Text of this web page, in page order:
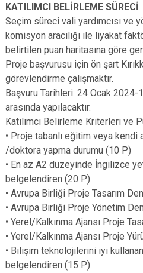
KATILIMCI BELİRLEME SÜRECİ
Seçim süreci vali yardımcısı ve
komisyon aracılığı ile liyakat
belirtilen puan haritasına göre
Proje başvurusu için ön şart
görevlendirme çalışmaktır.
Başvuru Tarihleri: 24 Ocak
arasında yapılacaktır.
Katılımcı Belirleme Kriterleri ve
• Proje tabanlı eğitim veya kendi
/doktora yapma durumu (10 P)
• En az A2 düzeyinde İngilizce
belgelendiren (20 P)
• Avrupa Birliği Proje Tasarım
• Avrupa Birliği Proje Yönetim
• Yerel/Kalkınma Ajansı Proje
• Yerel/Kalkınma Ajansı Proje
• Bilişim teknolojilerini iyi
belgelendiren (15 P)